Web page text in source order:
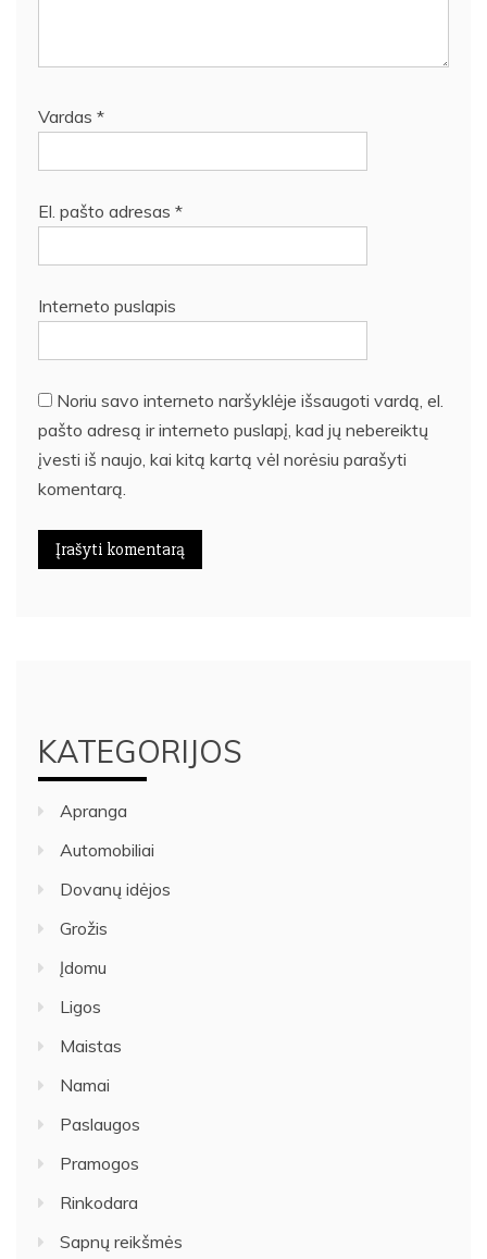
Vardas *
El. pašto adresas *
Interneto puslapis
Noriu savo interneto naršyklėje išsaugoti vardą, el.
pašto adresą ir interneto puslapį, kad jų nebereiktų
įvesti iš naujo, kai kitą kartą vėl norėsiu parašyti
komentarą.
KATEGORIJOS
Apranga
Automobiliai
Dovanų idėjos
Grožis
Įdomu
Ligos
Maistas
Namai
Paslaugos
Pramogos
Rinkodara
Sapnų reikšmės